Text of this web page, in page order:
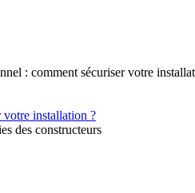
installation ?